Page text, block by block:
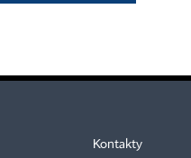
Kontakty